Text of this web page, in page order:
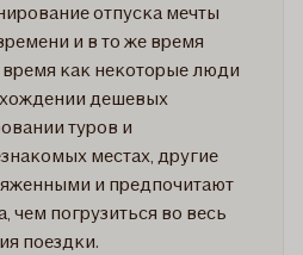
отпуска мечты
и в то же время
время как некоторые люди
дешевых
туров и
местах, другие
и предпочитают
чем погрузиться во весь
поездки.